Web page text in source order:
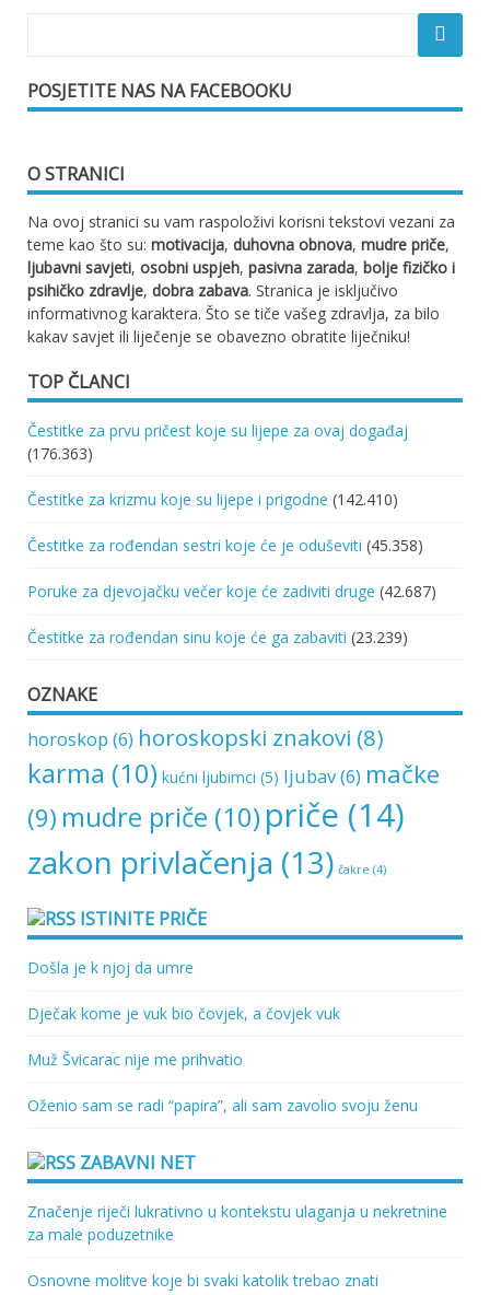
POSJETITE NAS NA FACEBOOKU
O STRANICI
Na ovoj stranici su vam raspoloživi korisni tekstovi vezani za
teme kao što su: motivacija, duhovna obnova, mudre priče,
ljubavni savjeti, osobni uspjeh, pasivna zarada, bolje fizičko i
psihičko zdravlje, dobra zabava. Stranica je isključivo
informativnog karaktera. Što se tiče vašeg zdravlja, za bilo
kakav savjet ili liječenje se obavezno obratite liječniku!
TOP ČLANCI
Čestitke za prvu pričest koje su lijepe za ovaj događaj
(176.363)
Čestitke za krizmu koje su lijepe i prigodne (142.410)
Čestitke za rođendan sestri koje će je oduševiti (45.358)
Poruke za djevojačku večer koje će zadiviti druge (42.687)
Čestitke za rođendan sinu koje će ga zabaviti (23.239)
OZNAKE
horoskop (6) horoskopski znakovi (8)
karma (10) kućni ljubimci (5) ljubav(6) mačke
(9) mudre priče (10) priče (14)
zakon privlačenja (13) čakre (4)
ISTINITE PRIČE
Došla je k njoj da umre
Dječak kome je vuk bio čovjek, a čovjek vuk
Muž Švicarac nije me prihvatio
Oženio sam se radi “papira”, ali sam zavolio svoju ženu
ZABAVNI NET
Značenje riječi lukrativno u kontekstu ulaganja u nekretnine
za male poduzetnike
Osnovne molitve koje bi svaki katolik trebao znati